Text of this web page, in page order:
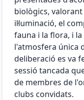
biològics,
il·luminació, el
fauna i la flora, i
l'atmosfera única
deliberació es va
sessió tancada
de membres de
clubs convidats.